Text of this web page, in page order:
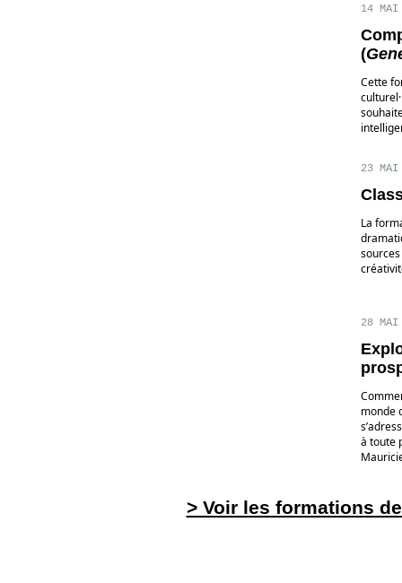
14
(
Cette
23
La
28
monde
à toute
> Voir les formations